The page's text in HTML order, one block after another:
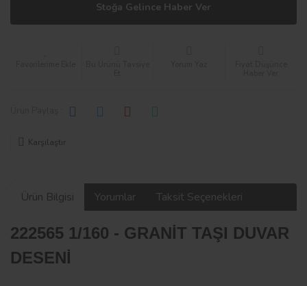
Stoğa Gelince Haber Ver
Karşılaştır
Ürün Bilgisi Yorumlar Taksit Seçenekleri
222565 1/160 - GRANİT TAŞI DUVAR
DESENİ